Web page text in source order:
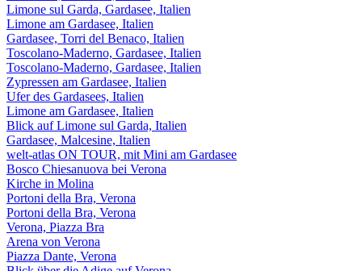
Limone sul Garda, Gardasee, Italien
Limone am Gardasee, Italien
Gardasee, Torri del Benaco, Italien
Toscolano-Maderno, Gardasee, Italien
Toscolano-Maderno, Gardasee, Italien
Zypressen am Gardasee, Italien
Ufer des Gardasees, Italien
Limone am Gardasee, Italien
Blick auf Limone sul Garda, Italien
Gardasee, Malcesine, Italien
welt-atlas ON TOUR, mit Mini am Gardasee
Bosco Chiesanuova bei Verona
Kirche in Molina
Portoni della Bra, Verona
Portoni della Bra, Verona
Verona, Piazza Bra
Arena von Verona
Piazza Dante, Verona